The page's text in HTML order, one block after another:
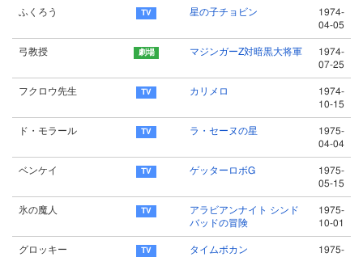
ふくろう 星の子チョビン
1974-
04-05
弓教授 マジンガーZ対暗黒大将軍
1974-
07-25
フクロウ先生 カリメロ
1974-
10-15
ド・モラール ラ・セーヌの星
1975-
04-04
ベンケイ ゲッターロボG
1975-
05-15
氷の魔人
アラビアンナイト シンド
バッドの冒険
1975-
10-01
グロッキー タイムボカン
1975-